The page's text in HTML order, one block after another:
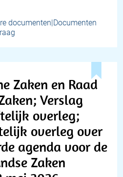
documenten|Documenten
Zaken en Raad
Verslag
overleg;
overleg over
agenda voor de
Zaken